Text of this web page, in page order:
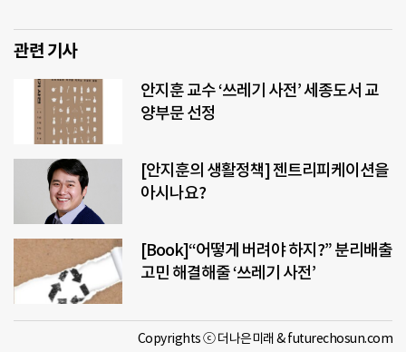
관련 기사
안지훈 교수 ‘쓰레기 사전’ 세종도서 교
양부문 선정
[안지훈의 생활정책] 젠트리피케이션을
아시나요?
[Book]“어떻게 버려야 하지?” 분리배출
고민 해결해줄 ‘쓰레기 사전’
Copyrights ⓒ 더나은미래 & futurechosun.com